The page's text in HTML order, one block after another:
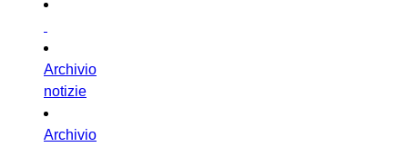
Archivio
notizie
Archivio